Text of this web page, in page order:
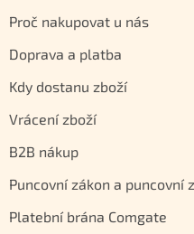
Proč nakupovat u nás
Doprava a platba
Kdy dostanu zboží
Vrácení zboží
B2B nákup
Puncovní zákon a puncovní
Platební brána Comgate